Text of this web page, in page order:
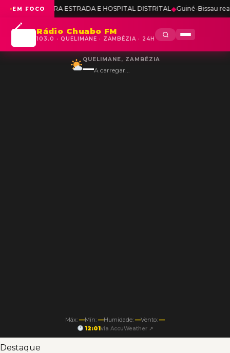
EM FOCO
ESTRADA E HOSPITAL DISTRITAL◆Guiné-Bissau reafirma apoio
Rádio Chuabo FM
103.0 · QUELIMANE · ZAMBÉZIA · 24H
QUELIMANE, ZAMBÉZIA
—A carregar...
Máx: —Mín: —Humidade: —Vento: —
12:01via AccuWeather ↗
Destaque